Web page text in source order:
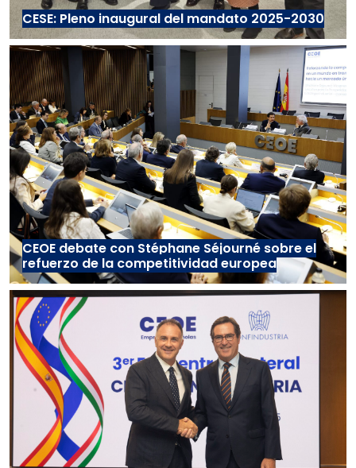
CESE: Pleno inaugural del mandato 2025-2030
CEOE debate con Stéphane Séjourné sobre el
refuerzo de la competitividad europea